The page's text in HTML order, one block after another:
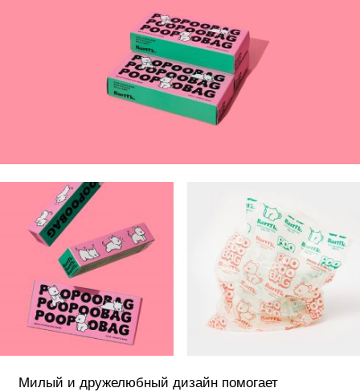
Милый и дружелюбный дизайн помогает